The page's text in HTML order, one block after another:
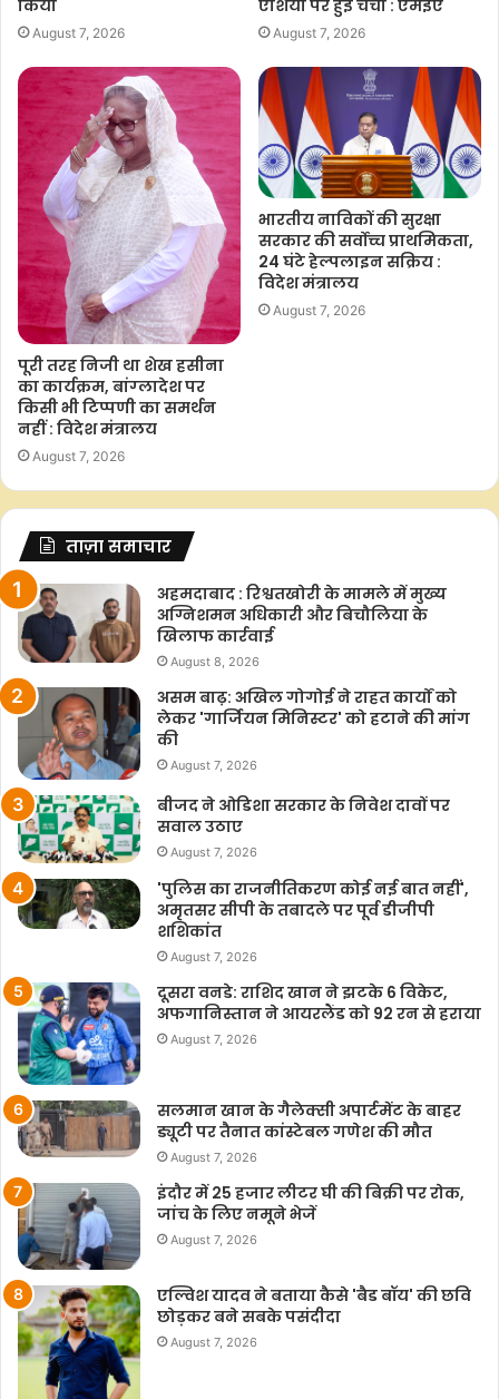
किया
August 7, 2026
एशिया पर हुई चर्चा : एमईए
August 7, 2026
पूरी तरह न‍िजी था शेख हसीना
का कार्यक्रम, बांग्‍लादेश पर
क‍िसी भी ट‍िप्‍पणी का समर्थन
नहीं : विदेश मंत्रालय
August 7, 2026
भारतीय नाविकों की सुरक्षा
सरकार की सर्वोच्च प्राथमिकता,
24 घंटे हेल्पलाइन सक्रिय :
विदेश मंत्रालय
August 7, 2026
ताज़ा समाचार
अहमदाबाद : रिश्वतखोरी के मामले में मुख्य
अग्निशमन अधिकारी और बिचौलिया के
खिलाफ कार्रवाई
August 8, 2026
असम बाढ़: अखिल गोगोई ने राहत कार्यों को
लेकर 'गार्जियन मिनिस्टर' को हटाने की मांग
की
August 7, 2026
बीजद ने ओडिशा सरकार के निवेश दावों पर
सवाल उठाए
August 7, 2026
'पुलिस का राजनीतिकरण कोई नई बात नहीं',
अमृतसर सीपी के तबादले पर पूर्व डीजीपी
शशिकांत
August 7, 2026
दूसरा वनडे: राशिद खान ने झटके 6 विकेट,
अफगानिस्तान ने आयरलैंड को 92 रन से हराया
August 7, 2026
सलमान खान के गैलेक्सी अपार्टमेंट के बाहर
ड्यूटी पर तैनात कांस्टेबल गणेश की मौत
August 7, 2026
इंदौर में 25 हजार लीटर घी की बिक्री पर रोक,
जांच के लिए नमूने भेजें
August 7, 2026
एल्विश यादव ने बताया कैसे 'बैड बॉय' की छवि
छोड़कर बने सबके पसंदीदा
August 7, 2026